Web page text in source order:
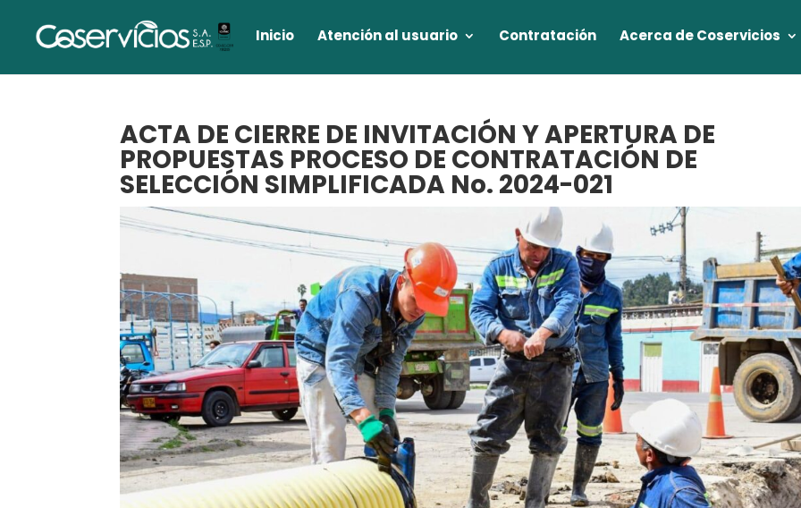
Inicio Atención al usuario Contratación Acerca de Coservicios
ACTA DE CIERRE DE INVITACIÓN Y APERTURA DE
PROPUESTAS PROCESO DE CONTRATACIÓN DE
SELECCIÓN SIMPLIFICADA No. 2024-021